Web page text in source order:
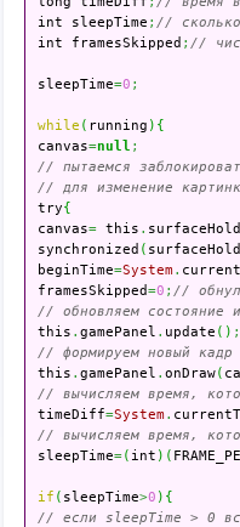
int sleepTime ; //
int framesSkipped ; //
sleepTime=0 ;
while ( running ) {
canvas=null ;
// пытаемся
// для изменение
try{
canvas= this .
synchronized (
beginTime=System.
framesSkipped=0 ; //
// обновляем состояние
this . gamePanel . update ( ) ;
// формируем новый кадр
this . gamePanel . onDraw(
// вычисляем время,
timeDiff=System.
// вычисляем время,
sleepTime=( int ) (
if ( sleepTime>0 ) {
// если sleepTime > 0